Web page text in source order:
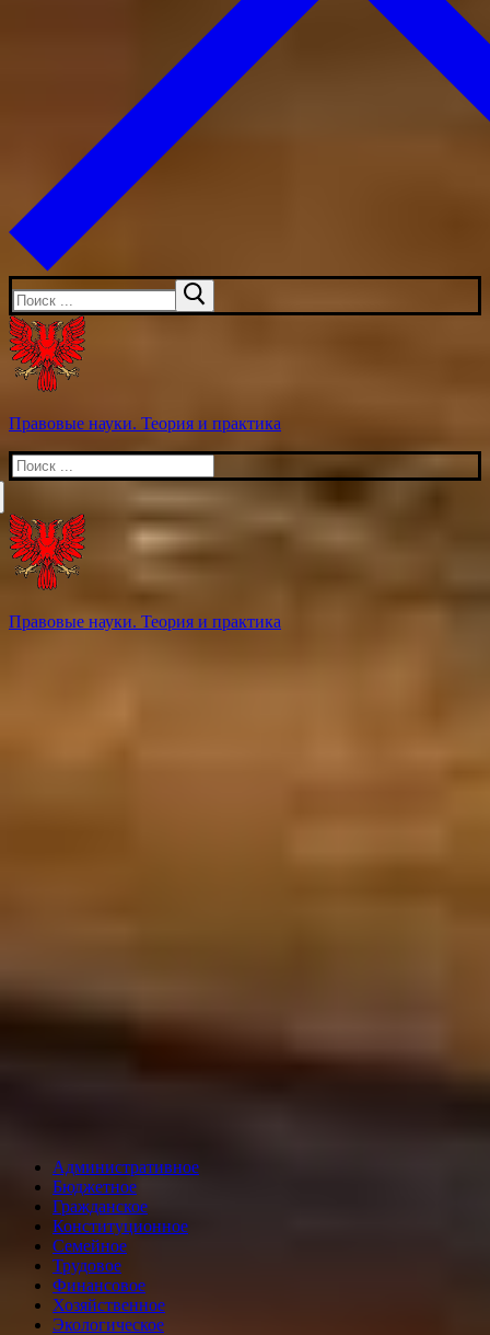
Искать:
Правовые науки. Теория и практика
Искать:
Правовые науки. Теория и практика
Административное
Бюджетное
Гражданское
Конституционное
Семейное
Трудовое
Финансовое
Хозяйственное
Экологическое